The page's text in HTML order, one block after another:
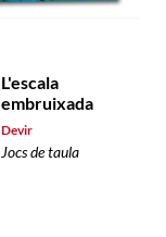
L'escala
embruixada
Devir
Jocs de taula